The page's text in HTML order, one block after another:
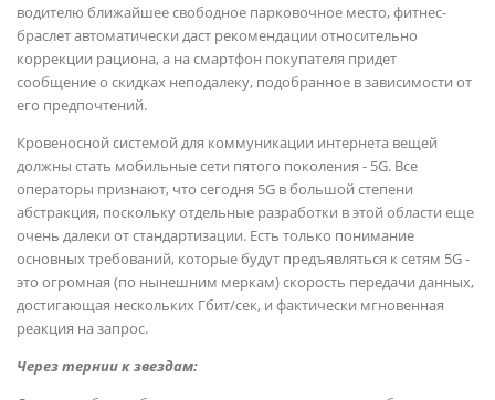
водителю ближайшее свободное парковочное место, фитнес-
браслет автоматически даст рекомендации относительно
коррекции рациона, а на смартфон покупателя придет
сообщение о скидках неподалеку, подобранное в зависимости от
его предпочтений.
Кровеносной системой для коммуникации интернета вещей
должны стать мобильные сети пятого поколения - 5G. Все
операторы признают, что сегодня 5G в большой степени
абстракция, поскольку отдельные разработки в этой области еще
очень далеки от стандартизации. Есть только понимание
основных требований, которые будут предъявляться к сетям 5G -
это огромная (по нынешним меркам) скорость передачи данных,
достигающая нескольких Гбит/сек, и фактически мгновенная
реакция на запрос.
Через тернии к звездам: